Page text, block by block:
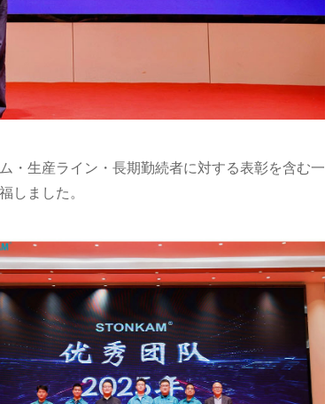
・生産ライン・長期勤続者に対する表彰を含む一
しました。